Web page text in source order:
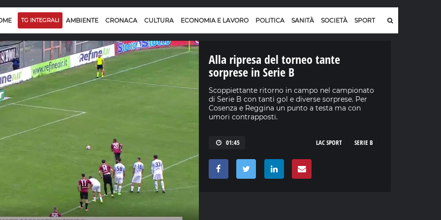
TG INTEGRALI AMBIENTE CRONACA CULTURA ECONOMIA E LAVORO POLITICA SANITÀ SOCIETÀ SPORT
Alla ripresa del torneo tante
sorprese in Serie B
Scoppiettante ritorno in campo nel campionato
di Serie B con tanti gol e diverse sorprese. Per
Cosenza e Reggina un punto a testa ma con
umori contrapposti.
01:45 SERIE B
LAC SPORT